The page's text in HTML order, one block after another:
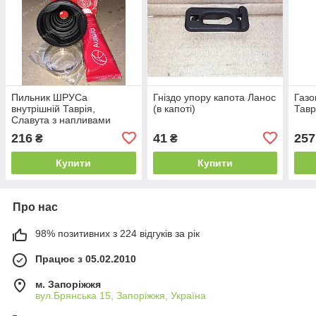
Пильник ШРУСа
внутрішній Таврія,
Славута з напливами
216 ₴
Купити
Гніздо упору капота Ланос
(в капоті)
41₴
Купити
257
Про нас
98% позитивних з 224 відгуків за рік
Працює з 05.02.2010
м. Запоріжжя
вул.Брянська 15, Запоріжжя, Україна